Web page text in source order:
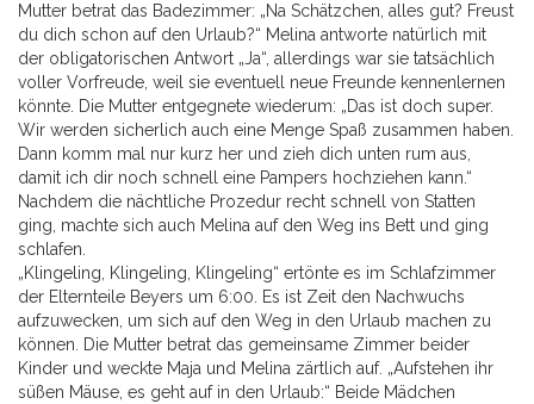
Mutter betrat das Badezimmer: „Na Schätzchen, alles gut? Freust
du dich schon auf den Urlaub?“ Melina antworte natürlich mit
der obligatorischen Antwort „Ja“, allerdings war sie tatsächlich
voller Vorfreude, weil sie eventuell neue Freunde kennenlernen
könnte. Die Mutter entgegnete wiederum: „Das ist doch super.
Wir werden sicherlich auch eine Menge Spaß zusammen haben.
Dann komm mal nur kurz her und zieh dich unten rum aus,
damit ich dir noch schnell eine Pampers hochziehen kann.“
Nachdem die nächtliche Prozedur recht schnell von Statten
ging, machte sich auch Melina auf den Weg ins Bett und ging
schlafen.
„Klingeling, Klingeling, Klingeling“ ertönte es im Schlafzimmer
der Elternteile Beyers um 6:00. Es ist Zeit den Nachwuchs
aufzuwecken, um sich auf den Weg in den Urlaub machen zu
können. Die Mutter betrat das gemeinsame Zimmer beider
Kinder und weckte Maja und Melina zärtlich auf. „Aufstehen ihr
süßen Mäuse, es geht auf in den Urlaub:“ Beide Mädchen